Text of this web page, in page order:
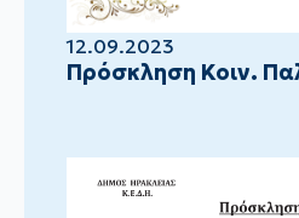
12.09.2023
Πρόσκληση Κοιν.